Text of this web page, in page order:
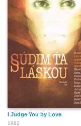
I Judge You by Love
1982